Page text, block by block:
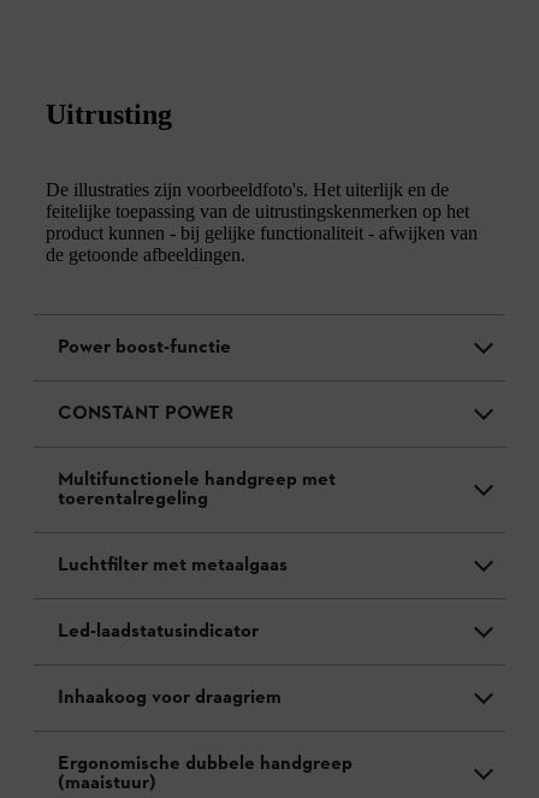
Uitrusting
De illustraties zijn voorbeeldfoto's. Het uiterlijk en de
feitelijke toepassing van de uitrustingskenmerken op het
product kunnen - bij gelijke functionaliteit - afwijken van
de getoonde afbeeldingen.
Power boost-functie
CONSTANT POWER
Multifunctionele handgreep met
toerentalregeling
Luchtfilter met metaalgaas
Led-laadstatusindicator
Inhaakoog voor draagriem
Ergonomische dubbele handgreep
(maaistuur)